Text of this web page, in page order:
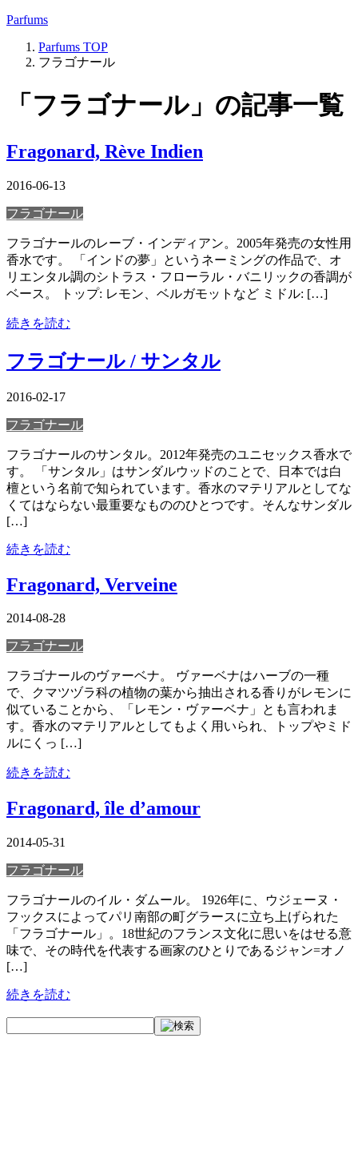
Parfums
Parfums TOP
フラゴナール
「フラゴナール」の記事一覧
Fragonard, Rève Indien
2016-06-13
フラゴナール
フラゴナールのレーブ・インディアン。2005年発売の女性用
香水です。 「インドの夢」というネーミングの作品で、オ
リエンタル調のシトラス・フローラル・バニリックの香調が
ベース。 トップ: レモン、ベルガモットなど ミドル: […]
続きを読む
フラゴナール / サンタル
2016-02-17
フラゴナール
フラゴナールのサンタル。2012年発売のユニセックス香水で
す。 「サンタル」はサンダルウッドのことで、日本では白
檀という名前で知られています。香水のマテリアルとしてな
くてはならない最重要なもののひとつです。そんなサンダル
[…]
続きを読む
Fragonard, Verveine
2014-08-28
フラゴナール
フラゴナールのヴァーベナ。 ヴァーベナはハーブの一種
で、クマツヅラ科の植物の葉から抽出される香りがレモンに
似ていることから、「レモン・ヴァーベナ」とも言われま
す。香水のマテリアルとしてもよく用いられ、トップやミド
ルにくっ […]
続きを読む
Fragonard, île d’amour
2014-05-31
フラゴナール
フラゴナールのイル・ダムール。 1926年に、ウジェーヌ・
フックスによってパリ南部の町グラースに立ち上げられた
「フラゴナール」。18世紀のフランス文化に思いをはせる意
味で、その時代を代表する画家のひとりであるジャン=オノ
[…]
続きを読む